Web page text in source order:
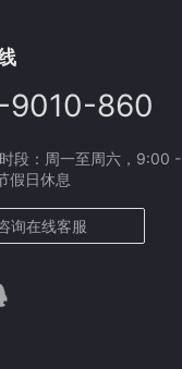
860
段：周一至周六，9:00 -
假日休息
询在线客服